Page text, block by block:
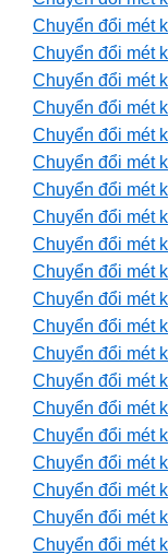
Chuyển đổi mét
Chuyển đổi mét
Chuyển đổi mét
Chuyển đổi mét
Chuyển đổi mét
Chuyển đổi mét
Chuyển đổi mét
Chuyển đổi mét
Chuyển đổi mét
Chuyển đổi mét
Chuyển đổi mét
Chuyển đổi mét
Chuyển đổi mét
Chuyển đổi mét
Chuyển đổi mét
Chuyển đổi mét
Chuyển đổi mét
Chuyển đổi mét
Chuyển đổi mét
Chuyển đổi mét